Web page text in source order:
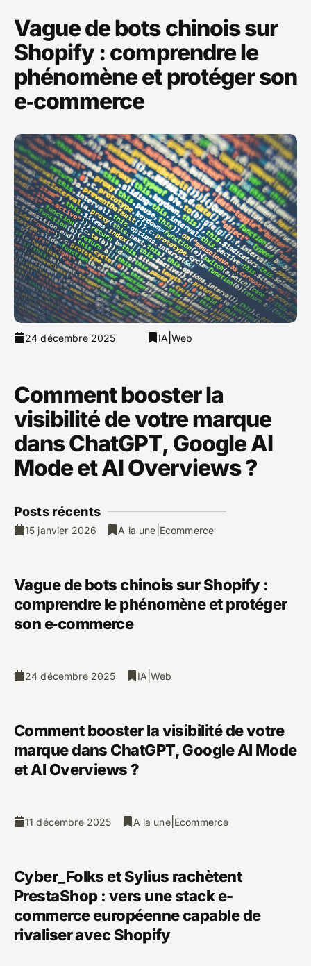
Vague de bots chinois sur
Shopify : comprendre le
phénomène et protéger son
e‑commerce
24 décembre 2025 IA|Web
Comment booster la
visibilité de votre marque
dans ChatGPT, Google AI
Mode et AI Overviews ?
Posts récents
15 janvier 2026 A la une Ecommerce
Vague de bots chinois sur Shopify :
comprendre le phénomène et protéger
son e‑commerce
24 décembre 2025 IA |Web
Comment booster la visibilité de votre
marque dans ChatGPT, Google AI Mode
et AI Overviews ?
11 décembre 2025 A la une| Ecommerce
Cyber_Folks et Sylius rachètent
PrestaShop : vers une stack e-
commerce européenne capable de
rivaliser avec Shopify